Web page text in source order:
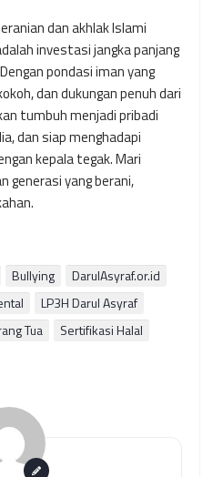
dan akhlak Islami
investasi jangka panjang
pondasi iman yang
dan dukungan penuh dari
tumbuh menjadi pribadi
dan siap menghadapi
kepala tegak. Mari
generasi yang berani,
Bullying
DarulAsyraf.or.id
LP3H Darul Asyraf
Tua Sertifikasi Halal